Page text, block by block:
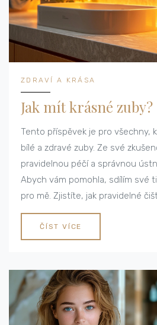
ZDRAVÍ A KRÁSA
Jak mít krásné zuby?
Tento příspěvek je pro všechny,
bílé a zdravé zuby. Ze své
pravidelnou péčí a správnou
Abych vám pomohla, sdílím své
pro mě. Zjistíte, jak pravidelné
zubní pasty může udělat zázraky.
možnostech bělení zubů.
ČÍST VÍCE